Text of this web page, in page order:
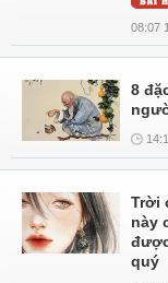
08:07
8
Trời
này
quý